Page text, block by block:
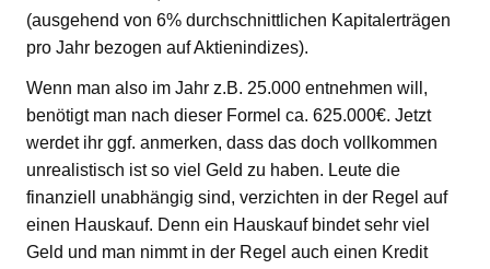
(ausgehend von 6% durchschnittlichen Kapitalerträgen
pro Jahr bezogen auf Aktienindizes).
Wenn man also im Jahr z.B. 25.000 entnehmen will,
benötigt man nach dieser Formel ca. 625.000€. Jetzt
werdet ihr ggf. anmerken, dass das doch vollkommen
unrealistisch ist so viel Geld zu haben. Leute die
finanziell unabhängig sind, verzichten in der Regel auf
einen Hauskauf. Denn ein Hauskauf bindet sehr viel
Geld und man nimmt in der Regel auch einen Kredit